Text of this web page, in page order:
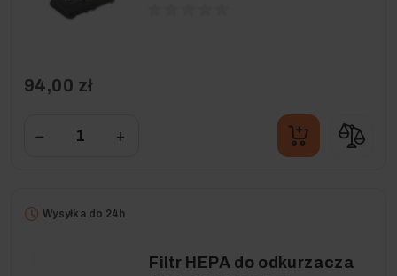
94,00 zł
− +
Wysyłka do 24h
Filtr HEPA do odkurzacza